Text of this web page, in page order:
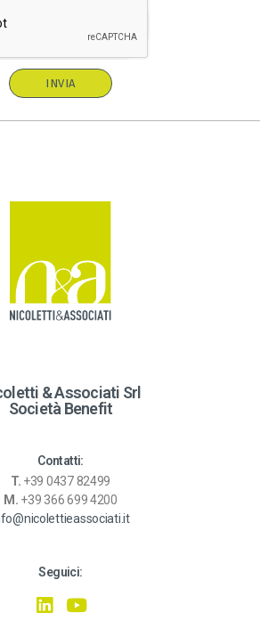
INVIA
& Associati Srl
Società Benefit
Contatti:
T. +39 0437 82499
M. +39 366 699 4200
Seguici: